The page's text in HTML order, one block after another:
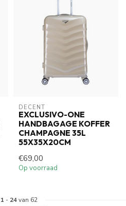
DECENT
EXCLUSIVO-ONE
HANDBAGAGE KOFFER
CHAMPAGNE 35L
55X35X20CM
€69,00
Op voorraad
1 - 24van 62